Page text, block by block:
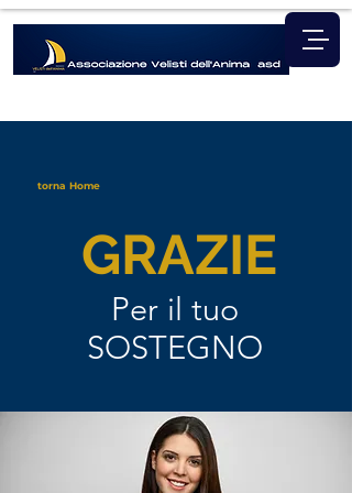
GRAZIE
torna Home
Per il tuo
SOSTEGNO